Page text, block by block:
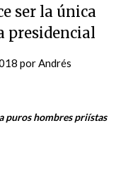
ser la única
presidencial
porAndrés
puros hombres priístas